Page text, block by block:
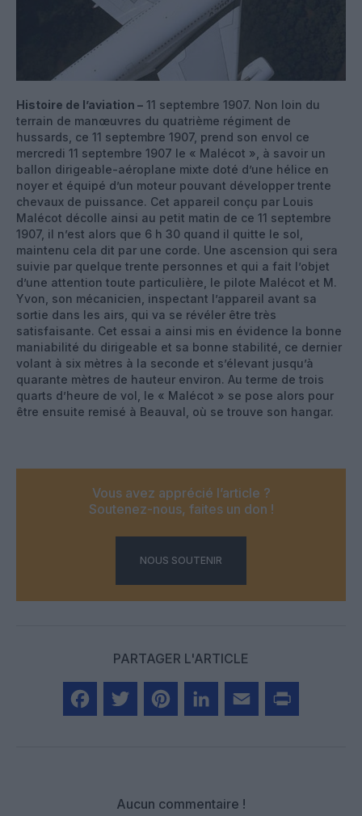
Histoire de l’aviation – 11 septembre 1907. Non loin du
terrain de manœuvres du quatrième régiment de
hussards, ce 11 septembre 1907, prend son envol ce
mercredi 11 septembre 1907 le « Malécot », à savoir un
ballon dirigeable-aéroplane mixte doté d’une hélice en
noyer et équipé d’un moteur pouvant développer trente
chevaux de puissance. Cet appareil conçu par Louis
Malécot décolle ainsi au petit matin de ce 11 septembre
1907, il n’est alors que 6 h 30 quand il quitte le sol,
maintenu cela dit par une corde. Une ascension qui sera
suivie par quelque trente personnes et qui a fait l’objet
d’une attention toute particulière, le pilote Malécot et M.
Yvon, son mécanicien, inspectant l’appareil avant sa
sortie dans les airs, qui va se révéler être très
satisfaisante. Cet essai a ainsi mis en évidence la bonne
maniabilité du dirigeable et sa bonne stabilité, ce dernier
volant à six mètres à la seconde et s’élevant jusqu’à
quarante mètres de hauteur environ. Au terme de trois
quarts d’heure de vol, le « Malécot » se pose alors pour
être ensuite remisé à Beauval, où se trouve son hangar.
Vous avez apprécié l’article ?
Soutenez-nous, faites un don !
NOUS SOUTENIR
PARTAGER L'ARTICLE
Aucun commentaire !